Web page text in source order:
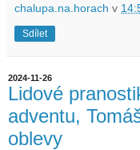
chalupa.na.horach v
Sdílet
2024-11-26
Lidové
adventu,
oblevy